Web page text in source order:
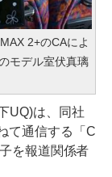
2+のCAによ
モデル室伏真璃
UQ)は、同社
て通信する「C
を報道関係者